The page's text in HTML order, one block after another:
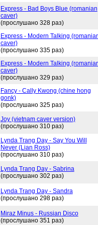
Express - Bad Boys Blue (romanian
caver)
(прослушано 328 раз)
Express - Modern Talking
caver)
(прослушано 335 раз)
Express - Modern Talking
caver)
(прослушано 329 раз)
Fancy - Cally Kwong (chine hong
gonk)
(прослушано 325 раз)
Joy (vietnam caver version)
(прослушано 310 раз)
Lynda Trang Day - Say You Will
Never (Lian Ross)
(прослушано 310 раз)
Lynda Trang Day - Sabrina
(прослушано 302 раз)
Lynda Trang Day - Sandra
(прослушано 298 раз)
Miraz Minus - Russian Disco
(прослушано 351 раз)